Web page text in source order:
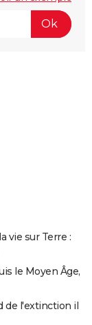
vie sur Terre :
le Moyen Âge,
de l'extinction il